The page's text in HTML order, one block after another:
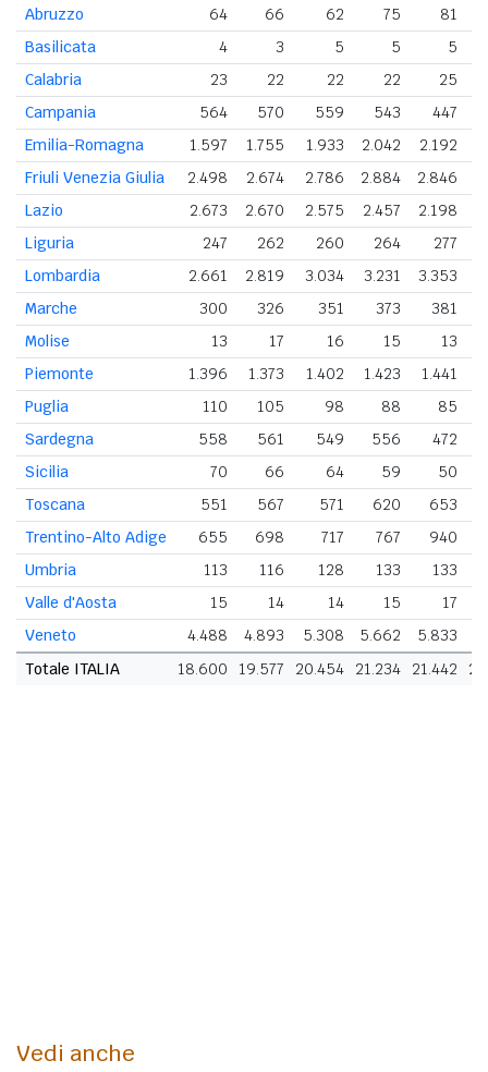
Abruzzo
64 66 62 75
81
Basilicata
4 3 5 5
5
Calabria
23 22 22 22
25
Campania
564 570 559 543 447
Emilia-Romagna
1.597 1.755 1.933 2.042 2.192
Friuli Venezia Giulia
2.498 2.674 2.786 2.884 2.846
Lazio
2.673 2.670 2.575 2.457 2.198
Liguria
247 262 260 264 277
Lombardia
2.661 2.819 3.034 3.231 3.353
Marche
300 326 351 373 381
Molise
13 17 16 15
13
Piemonte
1.396 1.373 1.402 1.423 1.441
Puglia
110 105 98 88
85
Sardegna
558 561 549 556 472
Sicilia
70 66 64 59
50
Toscana
551 567 571 620 653
Trentino-Alto Adige
655 698 717 767 940
Umbria
113 116 128 133
133
Valle d'Aosta
15 14 14 15
17
Veneto
4.488 4.893 5.308 5.662 5.833
Totale ITALIA
18.600 19.577 20.454 21.234 21.442
Vedi anche